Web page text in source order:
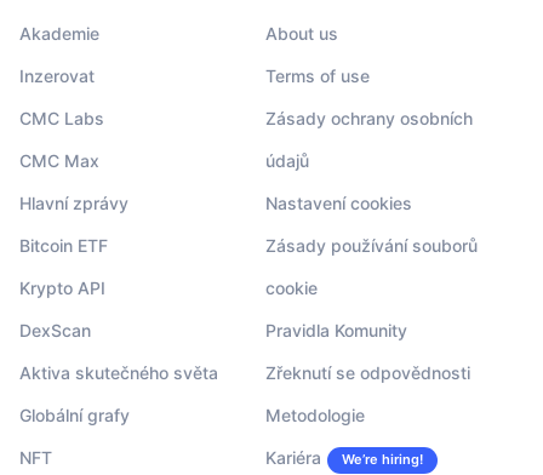
Akademie
Inzerovat
CMC Labs
CMC Max
Hlavní zprávy
Bitcoin ETF
Krypto API
DexScan
Aktiva skutečného světa
Globální grafy
NFT
About us
Terms of use
Zásady ochrany osobních
údajů
Nastavení cookies
Zásady používání souborů
cookie
Pravidla Komunity
Zřeknutí se odpovědnosti
Metodologie
Kariéra We’re hiring!